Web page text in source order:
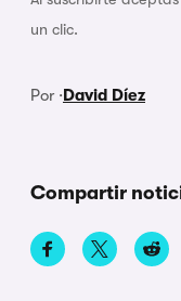
un clic.
Por ·David Díez
Compartir